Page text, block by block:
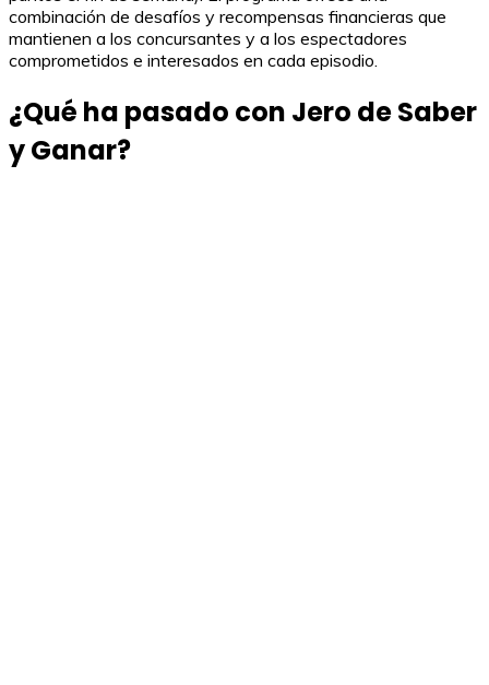
combinación de desafíos y recompensas financieras que
mantienen a los concursantes y a los espectadores
comprometidos e interesados en cada episodio.
¿Qué ha pasado con Jero de Saber
y Ganar?